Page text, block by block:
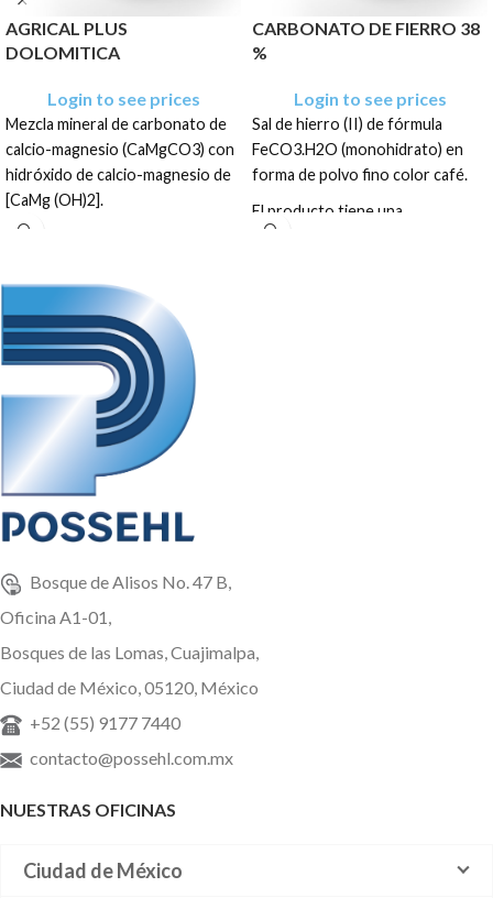
AGRICAL PLUS
DOLOMITICA
Login to see prices
Mezcla mineral de carbonato de
calcio-magnesio (CaMgCO3) con
hidróxido de calcio-magnesio de
[CaMg (OH)2].
Empaque: Sacos de papel 25 kg
CARBONATO DE FIERRO 38
%
Login to see prices
Sal de hierro (II) de fórmula
FeCO3.H2O (monohidrato) en
forma de polvo fino color café.
El producto tiene una
Bosque de Alisos No. 47 B,
Oficina A1-01,
Bosques de las Lomas, Cuajimalpa,
Ciudad de México, 05120, México
+52 (55) 9177 7440
contacto@possehl.com.mx
NUESTRAS OFICINAS
Ciudad de México